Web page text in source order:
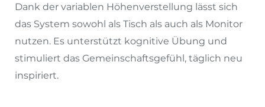
Dank der variablen Höhenverstellung lässt sich
das System sowohl als Tisch als auch als Monitor
nutzen. Es unterstützt kognitive Übung und
stimuliert das Gemeinschaftsgefühl, täglich neu
inspiriert.